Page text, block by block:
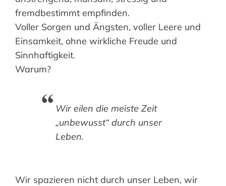
fremdbestimmt empfinden.
Voller Sorgen und Ängsten, voller Leere und
Einsamkeit, ohne wirkliche Freude und
Sinnhaftigkeit.
Warum?
Wir eilen die meiste Zeit
„unbewusst“ durch unser
Leben.
Wir spazieren nicht durch unser Leben, wir